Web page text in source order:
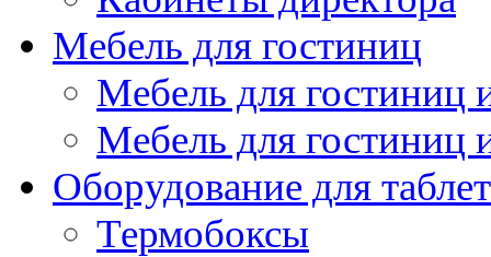
Мебель для гостиниц
Мебель для
Мебель для гостиниц
Оборудование для
Термобоксы